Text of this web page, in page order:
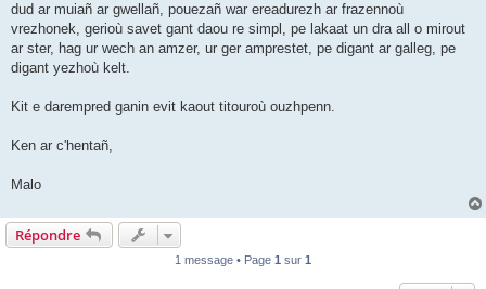
dud ar muiañ ar gwellañ, pouezañ war ereadurezh ar frazennoù
vrezhonek, gerioù savet gant daou re simpl, pe lakaat un dra all o mirout
ar ster, hag ur wech an amzer, ur ger amprestet, pe digant ar galleg, pe
digant yezhoù kelt.
Kit e darempred ganin evit kaout titouroù ouzhpenn.
Ken ar c'hentañ,
Malo
Répondre
1 message • Page 1 sur 1